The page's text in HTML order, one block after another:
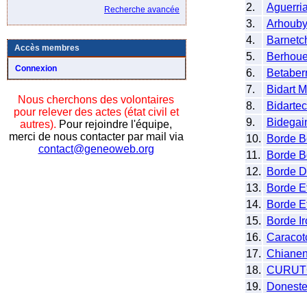
Recherche avancée
Accès membres
Connexion
Nous cherchons des volontaires
pour relever des actes (état civil et
autres). Pour rejoindre l'équipe,
merci de nous contacter par mail via
contact@geneoweb.org
2.
3.
4.
5.
6.
7.
Bidart
8.
9.
10.
Borde
11.
Borde
12.
Borde
13.
Borde
14.
Borde
15.
Borde
16.
17.
18.
19.